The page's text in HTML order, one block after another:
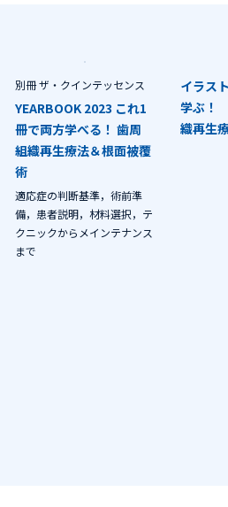
別冊 ザ・クインテッセンス
YEARBOOK 2023 これ1
冊で両方学べる！ 歯周
組織再生療法＆根面被覆
術
適応症の判断基準，術前準
備，患者説明，材料選択，テ
クニックからメインテナンス
まで
イラス
学ぶ！
織再生